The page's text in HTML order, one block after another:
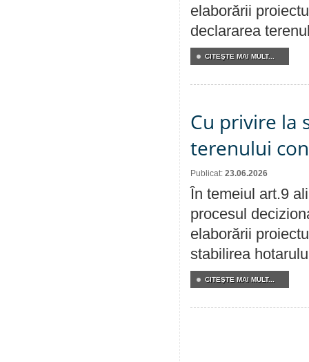
elaborării
declararea
CITEŞTE MAI MULT...
Cu privire la
terenului
Publicat: 23.06.2026
În temeiul art.9
procesul
elaborării
stabilirea
CITEŞTE MAI MULT...